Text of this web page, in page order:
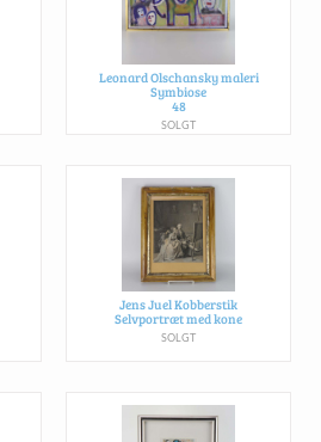
Leonard Olschansky maleri
Symbiose
48
SOLGT
Jens Juel Kobberstik
Selvportræt med kone
SOLGT